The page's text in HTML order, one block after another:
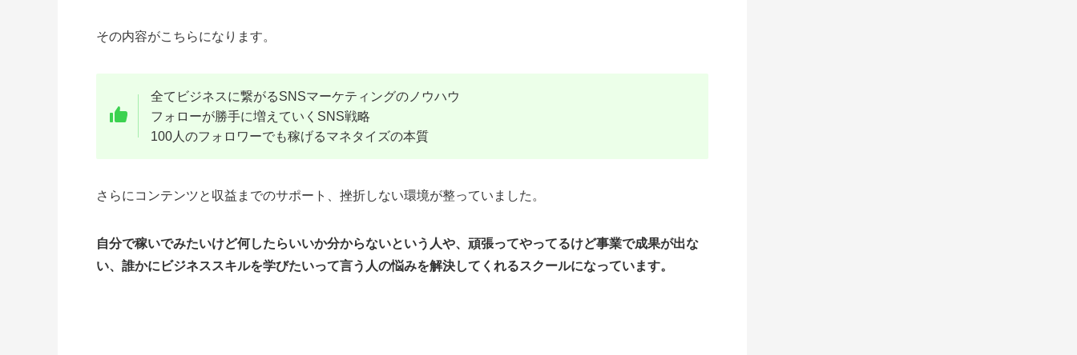
その内容がこちらになります。
全てビジネスに繋がるSNSマーケティングのノウハウ
フォローが勝手に増えていくSNS戦略
100人のフォロワーでも稼げるマネタイズの本質
さらにコンテンツと収益までのサポート、挫折しない環境が整っていました。
自分で稼いでみたいけど何したらいいか分からないという人や、頑張ってやってるけど事業で成果が出な
い、誰かにビジネススキルを学びたいって言う人の悩みを解決してくれるスクールになっています。